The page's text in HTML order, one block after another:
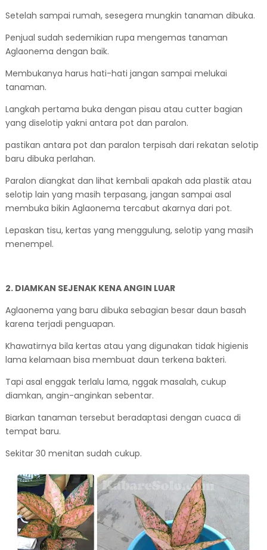
Setelah sampai rumah, sesegera mungkin tanaman dibuka.
Penjual sudah sedemikian rupa mengemas tanaman
Aglaonema dengan baik.
Membukanya harus hati-hati jangan sampai melukai
tanaman.
Langkah pertama buka dengan pisau atau cutter bagian
yang diselotip yakni antara pot dan paralon.
pastikan antara pot dan paralon terpisah dari rekatan selotip
baru dibuka perlahan.
Paralon diangkat dan lihat kembali apakah ada plastik atau
selotip lain yang masih terpasang, jangan sampai asal
membuka bikin Aglaonema tercabut akarnya dari pot.
Lepaskan tisu, kertas yang menggulung, selotip yang masih
menempel.
2. DIAMKAN SEJENAK KENA ANGIN LUAR
Aglaonema yang baru dibuka sebagian besar daun basah
karena terjadi penguapan.
Khawatirnya bila kertas atau yang digunakan tidak higienis
lama kelamaan bisa membuat daun terkena bakteri.
Tapi asal enggak terlalu lama, nggak masalah, cukup
diamkan, angin-anginkan sebentar.
Biarkan tanaman tersebut beradaptasi dengan cuaca di
tempat baru.
Sekitar 30 menitan sudah cukup.